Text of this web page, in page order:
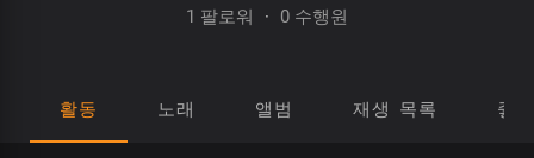
1 팔로워 · 0 수행원
활동 노래 앨범 재생 목록 좋